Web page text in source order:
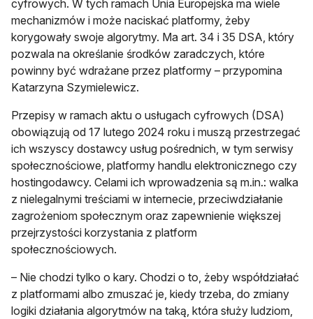
cyfrowych. W tych ramach Unia Europejska ma wiele
mechanizmów i może naciskać platformy, żeby
korygowały swoje algorytmy. Ma art. 34 i 35 DSA, który
pozwala na określanie środków zaradczych, które
powinny być wdrażane przez platformy – przypomina
Katarzyna Szymielewicz.
Przepisy w ramach aktu o usługach cyfrowych (DSA)
obowiązują od 17 lutego 2024 roku i muszą przestrzegać
ich wszyscy dostawcy usług pośrednich, w tym serwisy
społecznościowe, platformy handlu elektronicznego czy
hostingodawcy. Celami ich wprowadzenia są m.in.: walka
z nielegalnymi treściami w internecie, przeciwdziałanie
zagrożeniom społecznym oraz zapewnienie większej
przejrzystości korzystania z platform
społecznościowych.
– Nie chodzi tylko o kary. Chodzi o to, żeby współdziałać
z platformami albo zmuszać je, kiedy trzeba, do zmiany
logiki działania algorytmów na taką, która służy ludziom,